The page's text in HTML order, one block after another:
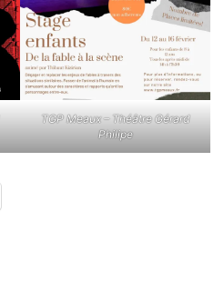
TGP Meaux – Théâtre Gérard
Philipe